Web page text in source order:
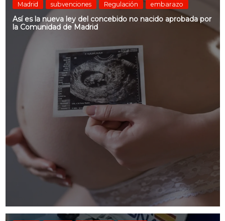
Madrid subvenciones Regulación embarazo
Así es la nueva ley del concebido no nacido aprobada por
la Comunidad de Madrid